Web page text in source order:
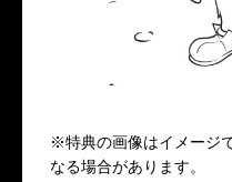
※特典の画像はイメージ
なる場合があります。